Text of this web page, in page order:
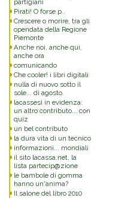
partigiani
Pirati! O forse p..
Crescere o morire, tra gli
opendata della Regione
Piemonte
Anche noi, anche qui,
anche ora
comunicando
Che cooler! i libri digitali
nulla di nuovo sotto il
sole... di agosto.
lacassesi in evidenza:
un altro contributo... con
quiz
un bel contributo
la dura vita di un tecnico
informazioni... mondiali
il sito lacassa.net, la
lista partecip@zione
le bambole di gomma
hanno un'anima?
Il salone del libro 2010